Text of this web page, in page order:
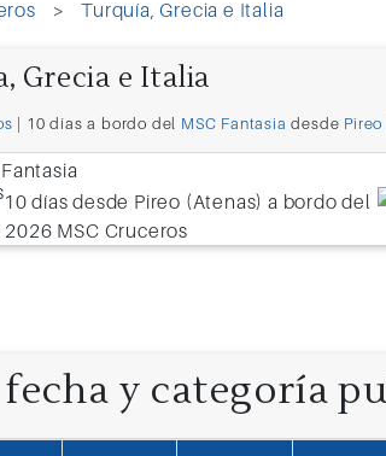
> Turquía, Grecia e Italia
Grecia e Italia
| 10 días a bordo del MSC Fantasia desde
y categoría